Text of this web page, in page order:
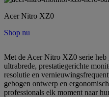
Acer Nitro XZ0
Shop nu
Met de Acer Nitro XZ0 serie heb
ultrabrede, prestatiegerichte
resolutie en
gebogen ontwerp en
professionals elk moment naar